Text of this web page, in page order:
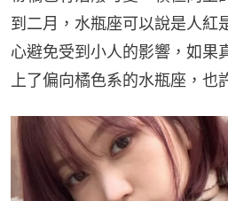
到二月，水瓶座可以說是人紅
心避免受到小人的影響，如果
上了偏向橘色系的水瓶座，也